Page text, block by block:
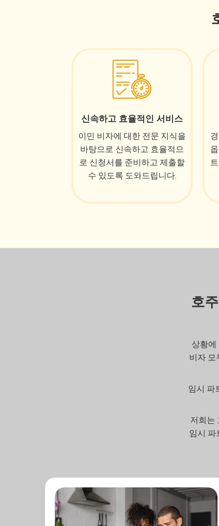
신속하고 효율적인 서비스
이민 비자에 대한 전문 지식을
바탕으로 신속하고 효율적으
로 신청서를 준비하고 제출할
수 있도록 도와드립니다.
호
상황에
비자 모
임시 파
저희는
임시 파